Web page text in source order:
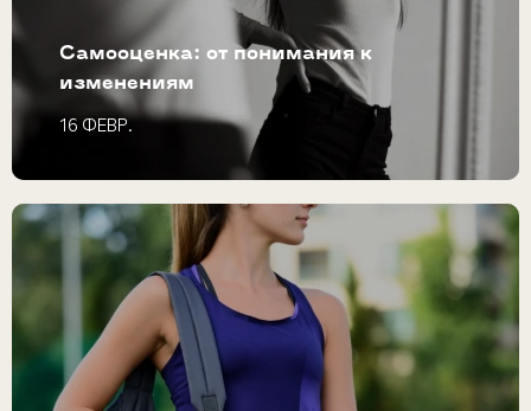
Самооценка: от понимания к
изменениям
16 ФЕВР.